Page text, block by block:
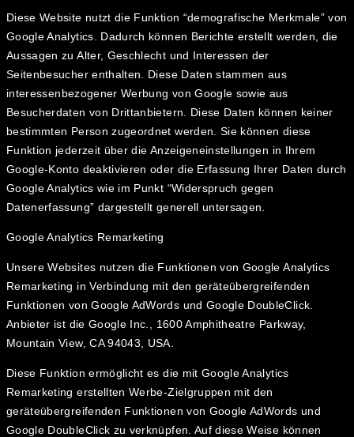
Diese Website nutzt die Funktion “demografische Merkmale” von
Google Analytics. Dadurch können Berichte erstellt werden, die
Aussagen zu Alter, Geschlecht und Interessen der
Seitenbesucher enthalten. Diese Daten stammen aus
interessenbezogener Werbung von Google sowie aus
Besucherdaten von Drittanbietern. Diese Daten können keiner
bestimmten Person zugeordnet werden. Sie können diese
Funktion jederzeit über die Anzeigeneinstellungen in Ihrem
Google-Konto deaktivieren oder die Erfassung Ihrer Daten durch
Google Analytics wie im Punkt “Widerspruch gegen
Datenerfassung” dargestellt generell untersagen.
Google Analytics Remarketing
Unsere Websites nutzen die Funktionen von Google Analytics
Remarketing in Verbindung mit den geräteübergreifenden
Funktionen von Google AdWords und Google DoubleClick.
Anbieter ist die Google Inc., 1600 Amphitheatre Parkway,
Mountain View, CA 94043, USA.
Diese Funktion ermöglicht es die mit Google Analytics
Remarketing erstellten Werbe-Zielgruppen mit den
geräteübergreifenden Funktionen von Google AdWords und
Google DoubleClick zu verknüpfen. Auf diese Weise können